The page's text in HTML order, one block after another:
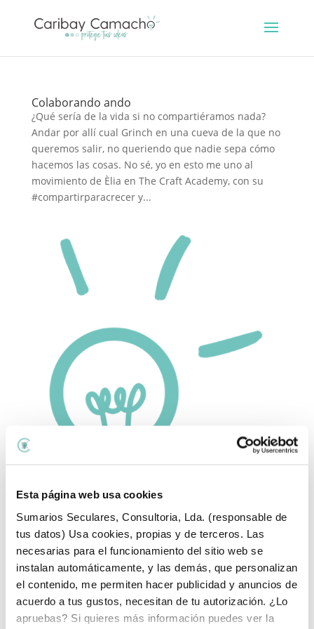
Esta página web usa cookies
Sumarios Seculares, Consultoria, Lda. (responsable de
tus datos) Usa cookies, propias y de terceros. Las
necesarias para el funcionamiento del sitio web se
instalan automáticamente, y las demás, que personalizan
el contenido, me permiten hacer publicidad y anuncios de
acuerdo a tus gustos, necesitan de tu autorización. ¿Lo
apruebas? Si quieres más información puedes ver la
Colaborando ando
¿Qué sería de la vida si no compartiéramos nada?
Andar por allí cual Grinch en una cueva de la que no
queremos salir, no queriendo que nadie sepa cómo
hacemos las cosas. No sé, yo en esto me uno al
movimiento de Èlia en The Craft Academy, con su
#compartirparacrecer y...
Temas del blog:
Temas
del
blog: